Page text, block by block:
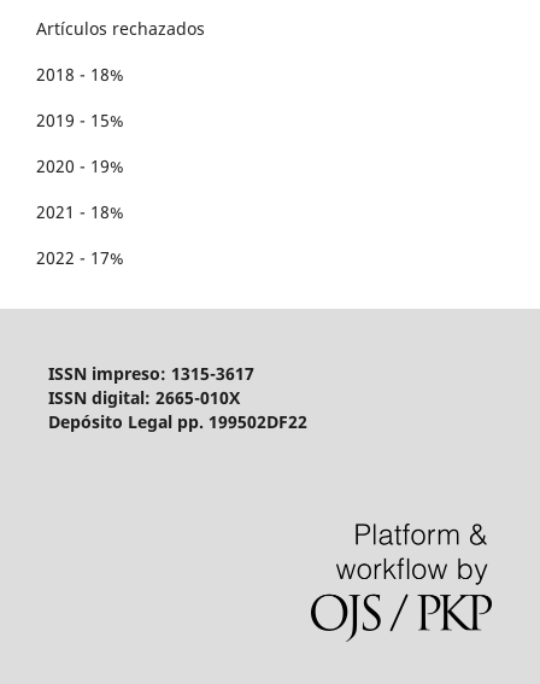
Artículos rechazados
2018 - 18%
2019 - 15%
2020 - 19%
2021 - 18%
2022 - 17%
ISSN impreso: 1315-3617
ISSN digital: 2665-010X
Depósito Legal pp. 199502DF22